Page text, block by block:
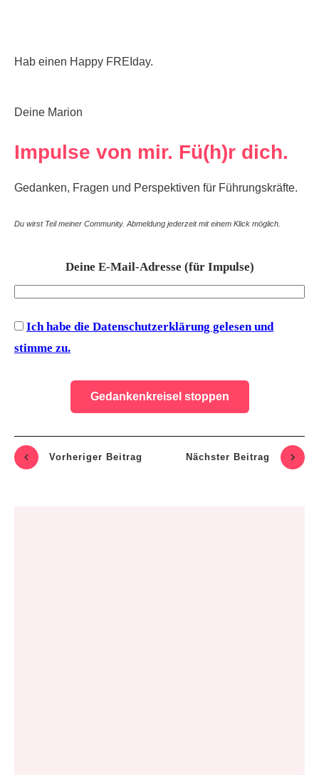
Hab einen Happy FREIday.
Deine Marion
Impulse von mir. Fü(h)r dich.
Gedanken, Fragen und Perspektiven für Führungskräfte.
Du wirst Teil meiner Community. Abmeldung jederzeit mit einem Klick möglich.
Deine E-Mail-Adresse (für Impulse)
Ich habe die Datenschutzerklärung gelesen und
stimme zu.
Vorheriger Beitrag Nächster Beitrag